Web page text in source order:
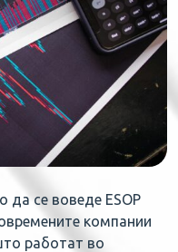
да се воведе ESOP
компании
работат во